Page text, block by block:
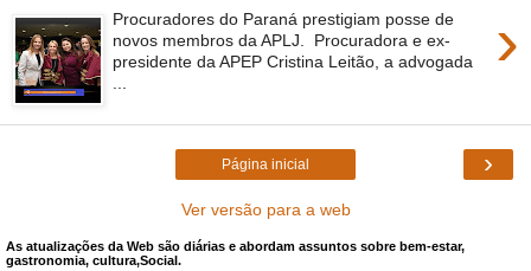
›
Procuradores do Paraná prestigiam posse de
novos membros da APLJ. Procuradora e ex-
presidente da APEP Cristina Leitão, a advogada
›
Página inicial
Ver versão para a web
As atualizações da Web são diárias e abordam assuntos sobre bem-estar,
gastronomia, cultura,Social.